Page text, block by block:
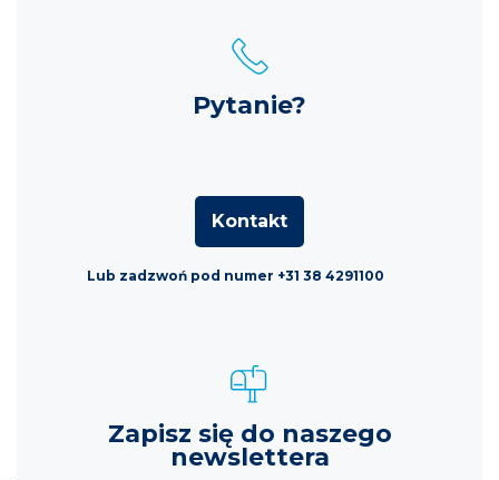
Pytanie?
Kontakt
Lub zadzwoń pod numer +31 38 4291100
Zapisz się do naszego
newslettera